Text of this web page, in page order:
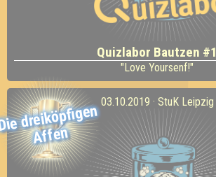
Quizlabor Bautzen #1
"Love Yoursenf!"
dreiköpfigen
Affen
03.10.2019 · StuK Leipzig